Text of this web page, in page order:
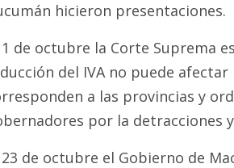
hicieron presentaciones.
1 de octubre la Corte Suprema
del IVA no puede
a las provincias y
por la detracciones
23 de octubre el Gobierno de